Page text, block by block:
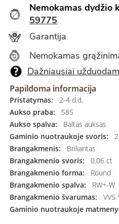
Nemokamas dydžio
59775
Garantija
Nemokamas
Dažniausiai
Papildoma informacija
Pristatymas:
2-4 d.d.
Aukso praba:
585
Aukso spalva:
Baltas auksas
Gaminio nuotraukoje svoris:
Brangakmenis:
Briliantas
Brangakmenio svoris:
0.06 ct
Brangakmenio forma:
Round
Brangakmenio spalva:
RW+-W
Brangakmenio švarumas:
Gaminio nuotraukoje